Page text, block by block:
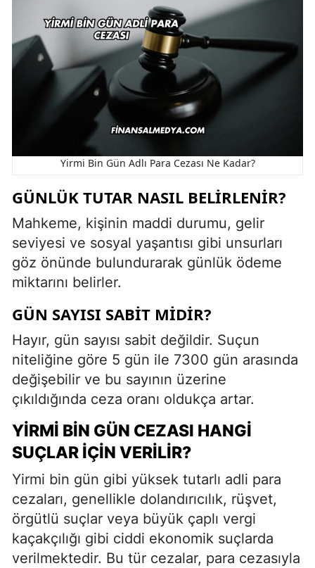
Yirmi Bin Gün Adlı Para Cezası Ne Kadar?
GÜNLÜK TUTAR NASIL BELIRLENIR?
Mahkeme, kişinin maddi durumu, gelir
seviyesi ve sosyal yaşantısı gibi unsurları
göz önünde bulundurarak günlük ödeme
miktarını belirler.
GÜN SAYISI SABIT MIDIR?
Hayır, gün sayısı sabit değildir. Suçun
niteliğine göre 5 gün ile 7300 gün arasında
değişebilir ve bu sayının üzerine
çıkıldığında ceza oranı oldukça artar.
YIRMI BIN GÜN CEZASI HANGI
SUÇLAR İÇIN VERILIR?
Yirmi bin gün gibi yüksek tutarlı adli para
cezaları, genellikle dolandırıcılık, rüşvet,
örgütlü suçlar veya büyük çaplı vergi
kaçakçılığı gibi ciddi ekonomik suçlarda
verilmektedir. Bu tür cezalar, para cezasıyla